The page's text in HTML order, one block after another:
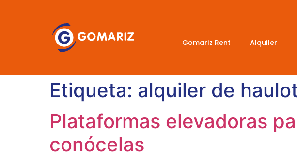
Gomariz Rent Alquiler
Etiqueta: alquiler de
Plataformas elevadoras
conócelas